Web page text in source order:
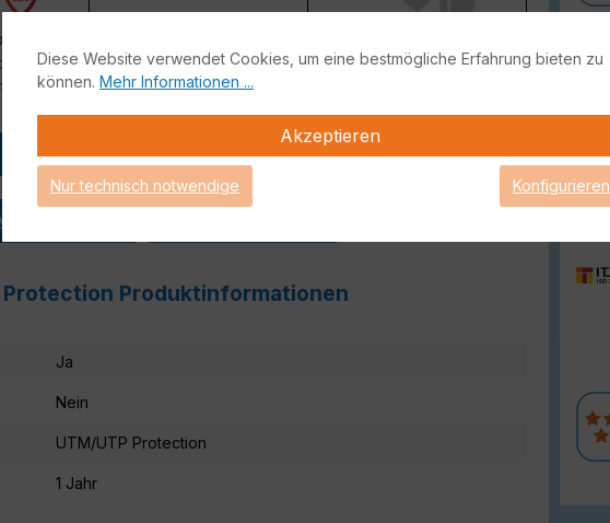
Cloud
90 Tage von FortiCare Support gebrauch machen können.
Sizing Guide
Protection Produktinformationen
Ja
Nein
UTM/UTP Protection
1 Jahr
Diese Website verwendet Cookies, um eine bestmögliche Erfahrung bieten zu
können. Mehr Informationen ...
Akzeptieren
Nur technisch notwendige Konfigurieren